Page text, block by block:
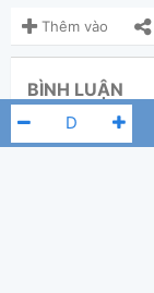
Thêm vào
Lượt xem:
BÌNH LUẬN